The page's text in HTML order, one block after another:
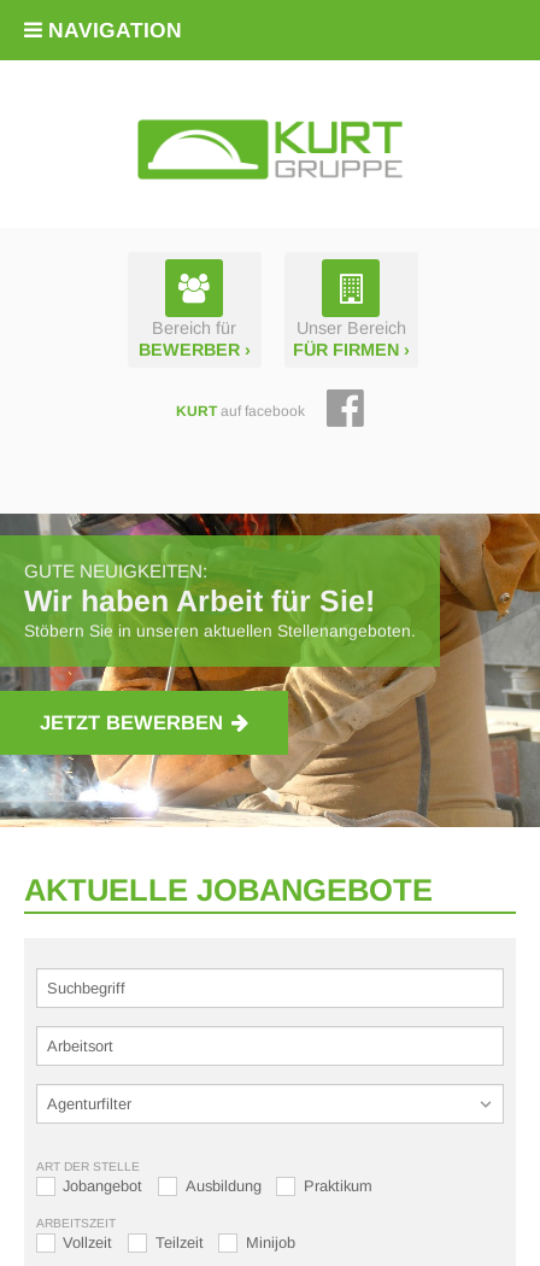
Bereich für
BEWERBER ›
Unser Bereich
FÜR FIRMEN ›
KURT auf facebook
NAVIGATION
GUTE NEUIGKEITEN:
Wir haben Arbeit für Sie!
Stöbern Sie in unseren aktuellen Stellenangeboten.
JETZT BEWERBEN
AKTUELLE JOBANGEBOTE
ART DER STELLE
Jobangebot Ausbildung Praktikum
ARBEITSZEIT
Vollzeit Teilzeit Minijob